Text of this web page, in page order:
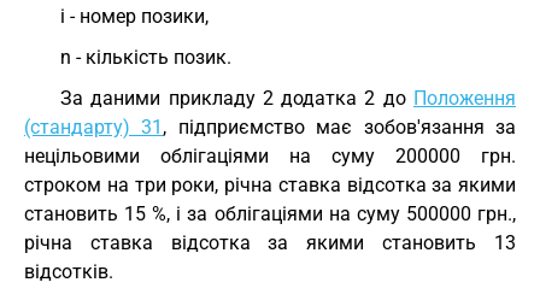
i - номер позики,
n - кількість позик.
За даними прикладу 2 додатка 2 до Положення
(стандарту) 31 , підприємство має зобов'язання за
нецільовими облігаціями на суму 200000 грн.
строком на три роки, річна ставка відсотка за якими
становить 15 %, і за облігаціями на суму 500000 грн.,
річна ставка відсотка за якими становить 13
відсотків.